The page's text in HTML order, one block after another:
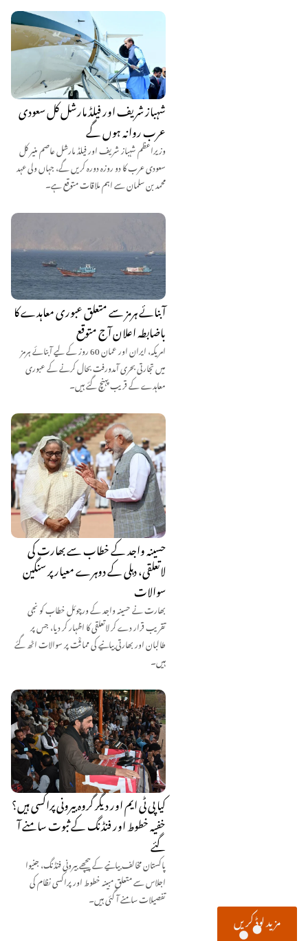
شہباز شریف اور فیلڈ مارشل کل سعودی
عرب روانہ ہوں گے
وزیراعظم شہباز شریف اور فیلڈ مارشل عاصم منیر کل
سعودی عرب کا دو روزہ دورہ کریں گے، جہاں ولی عہد
محمد بن سلمان سے اہم ملاقات متوقع ہے۔
آبنائے ہرمز سے متعلق عبوری معاہدے کا
باضابطہ اعلان آج متوقع
امریکہ، ایران اور عمان 60 روز کے لیے آبنائے ہرمز
میں تجارتی بحری آمدورفت بحال کرنے کے عبوری
معاہدے کے قریب پہنچ گئے ہیں۔
حسینہ واجد کے خطاب سے بھارت کی
لاتعلقی، دہلی کے دوہرے معیار پر سنگین
سوالات
بھارت نے حسینہ واجد کے ورچوئل خطاب کو نجی
تقریب قرار دے کر لاتعلقی کا اظہار کر دیا، جس پر
طالبان اور بھارتی بیانیے کی مماثؒت پر سوالات اٹھ گئے
ہیں۔
کیا پی ٹی ایم اور دیگر گروہ بیرونی پراکسی ہیں؟
خفیہ خطوط اور فنڈنگ کے ثبوت سامنے آ
گئے
پاکستان مخالف بیانیے کے پیچھے بیرونی فنڈنگ، جنیوا
اجلاس سے متعلق مبینہ خطوط اور پراکسی نظام کی
تفصیلات سامنے آ گئی ہیں۔
مزید لوڈ کریں